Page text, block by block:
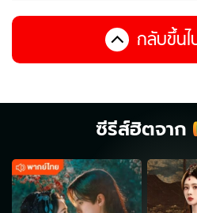
กลับขึ้น
ซีรีส์ฮิตจาก